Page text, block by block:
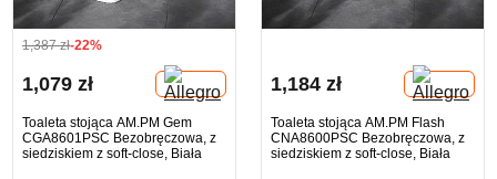
1,387 zł-22%
1,079 zł
Toaleta stojąca AM.PM Gem
CGA8601PSC Bezobręczowa, z
siedziskiem z soft-close, Biała
1,184 zł
Toaleta stojąca AM.PM Flash
CNA8600PSC Bezobręczowa, z
siedziskiem z soft-close, Biała